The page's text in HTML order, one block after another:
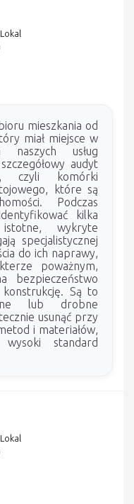
mieszkania od
miał miejsce w
usług
audyt
czyli komórki
które są
Podczas
kilka
wykryte
specjalistycznej
do ich naprawy,
poważnym,
bezpieczeństwo
Są to
lub drobne
usunąć przy
i materiałów,
standard